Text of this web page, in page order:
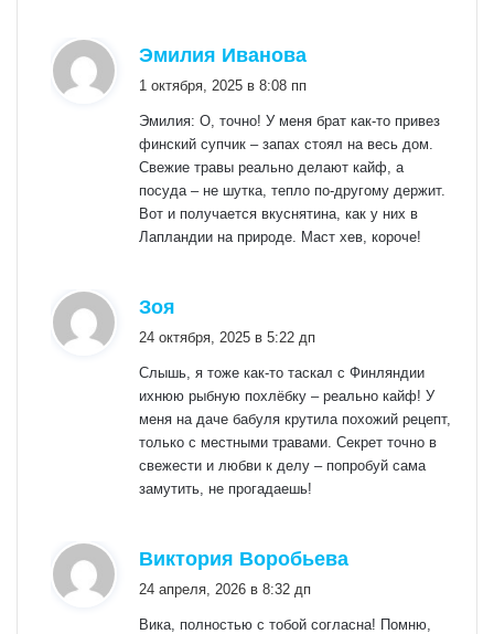
Эмилия Иванова
1 октября, 2025 в 8:08 пп
Эмилия: О, точно! У меня брат как-то привез
финский супчик – запах стоял на весь дом.
Свежие травы реально делают кайф, а
посуда – не шутка, тепло по-другому держит.
Вот и получается вкуснятина, как у них в
Лапландии на природе. Маст хев, короче!
Зоя
24 октября, 2025 в 5:22 дп
Слышь, я тоже как-то таскал с Финляндии
ихнюю рыбную похлёбку – реально кайф! У
меня на даче бабуля крутила похожий рецепт,
только с местными травами. Секрет точно в
свежести и любви к делу – попробуй сама
замутить, не прогадаешь!
Виктория Воробьева
24 апреля, 2026 в 8:32 дп
Вика, полностью с тобой согласна! Помню,